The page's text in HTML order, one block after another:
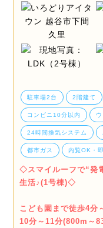
駐車場2台 2階建て
コンビニ10分以内
24時間換気システム
都市ガス 内覧OK・
◇スマイルーフで“発
生活♪(1号棟)◇
こども園まで徒歩4分
10分～11分(800m～